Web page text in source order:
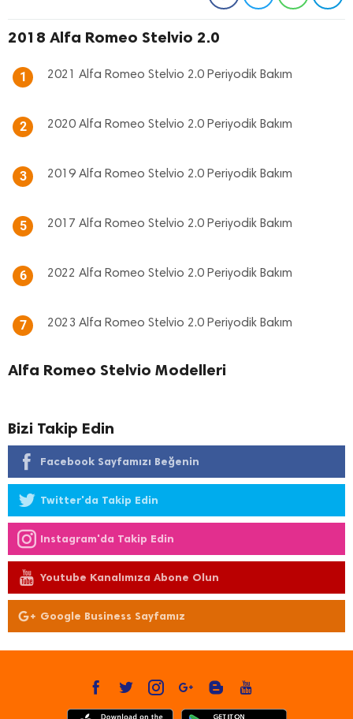
2018 Alfa Romeo Stelvio 2.0
1 2021 Alfa Romeo Stelvio 2.0 Periyodik Bakım
2 2020 Alfa Romeo Stelvio 2.0 Periyodik Bakım
3 2019 Alfa Romeo Stelvio 2.0 Periyodik Bakım
5 2017 Alfa Romeo Stelvio 2.0 Periyodik Bakım
6 2022 Alfa Romeo Stelvio 2.0 Periyodik Bakım
7 2023 Alfa Romeo Stelvio 2.0 Periyodik Bakım
Alfa Romeo Stelvio Modelleri
Bizi Takip Edin
Facebook Sayfamızı Beğenin
Twitter'da Takip Edin
Instagram'da Takip Edin
Youtube Kanalımıza Abone Olun
Google Business Sayfamız